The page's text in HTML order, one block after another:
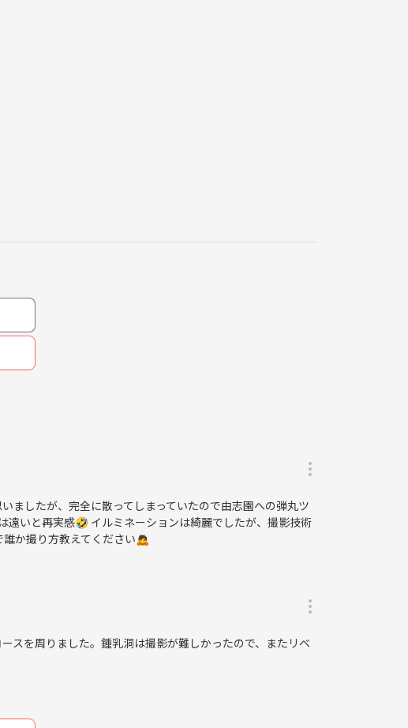
ています🙌
す。
ましたが、完全に散ってしまっていたので由志園への弾丸ツ
遠いと再実感🤣 イルミネーションは綺麗でしたが、撮影技術
か撮り方教えてください🙇
スを周りました。鍾乳洞は撮影が難しかったので、またリベ